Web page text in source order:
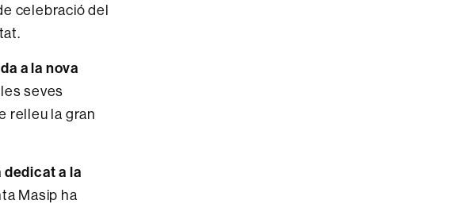
celebració del
a la nova
seves
relleu la gran
dedicat a la
Masip ha